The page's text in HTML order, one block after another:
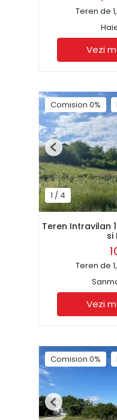
Teren de
Vezi
Comision 0%
1 / 4
Previous
Teren Intravilan
si
Teren de
Vezi
Comision 0%
Previous